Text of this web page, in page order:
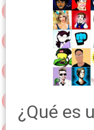
¿Qué es